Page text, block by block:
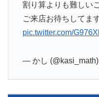
割り算よりも難しい
ご来店お待ちしてま
pic.twitter.com/
— かし (@kasi_math)